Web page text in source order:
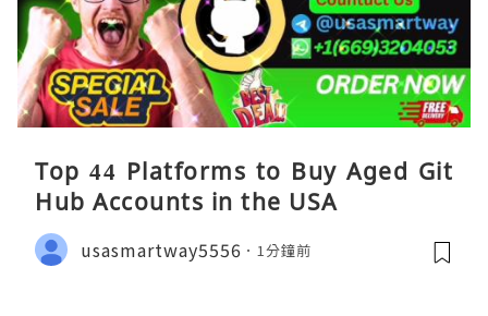
Top 44 Platforms to Buy Aged Git
Hub Accounts in the USA
usasmartway5556 1分鐘前